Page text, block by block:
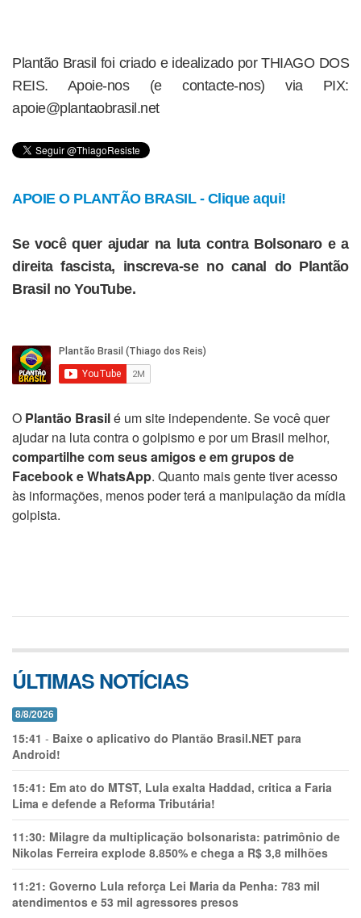
Plantão Brasil foi criado e idealizado por THIAGO DOS
REIS. Apoie-nos (e contacte-nos) via PIX:
apoie@plantaobrasil.net
APOIE O PLANTÃO BRASIL - Clique aqui!
Se você quer ajudar na luta contra Bolsonaro e a
direita fascista, inscreva-se no canal do Plantão
Brasil no YouTube.
O Plantão Brasilé um site independente. Se você quer
ajudar na luta contra o golpismo e por um Brasil melhor,
compartilhe com seus amigos e em grupos de
Facebook e WhatsApp. Quanto mais gente tiver acesso
às informações, menos poder terá a manipulação da mídia
golpista.
ÚLTIMAS NOTÍCIAS
8/8/2026
15:41 - Baixe o aplicativo do Plantão Brasil.NET para
Android!
15:41: Em ato do MTST, Lula exalta Haddad, critica a Faria
Lima e defende a Reforma Tributária!
11:30: Milagre da multiplicação bolsonarista: patrimônio de
Nikolas Ferreira explode 8.850% e chega a R$ 3,8 milhões
11:21: Governo Lula reforça Lei Maria da Penha: 783 mil
atendimentos e 53 mil agressores presos